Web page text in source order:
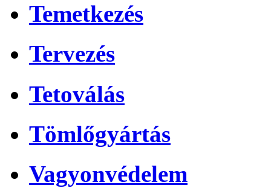
Temetkezés
Tervezés
Tetoválás
Tömlőgyártás
Vagyonvédelem